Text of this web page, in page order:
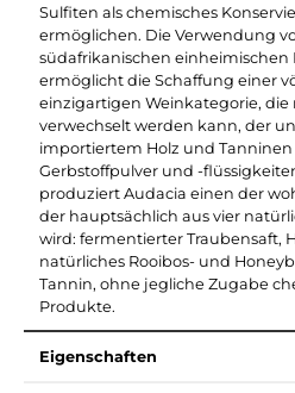
Sulfiten als chemisches
ermöglichen. Die Verwendung
südafrikanischen einheimischen
ermöglicht die Schaffung einer
einzigartigen Weinkategorie, die
verwechselt werden kann, der
importiertem Holz und Tanninen
Gerbstoffpulver und -
produziert Audacia einen der
der hauptsächlich aus vier
wird: fermentierter Traubensaft,
natürliches Rooibos- und
Tannin, ohne jegliche Zugabe
Produkte.
Eigenschaften